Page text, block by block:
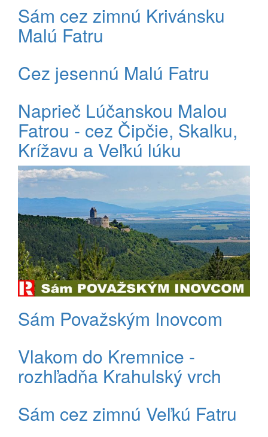
Sám cez zimnú Krivánsku
Malú Fatru
Cez jesennú Malú Fatru
Naprieč Lúčanskou Malou
Fatrou - cez Čipčie, Skalku,
Krížavu a Veľkú lúku
Sám Považským Inovcom
Vlakom do Kremnice -
rozhľadňa Krahulský vrch
Sám cez zimnú Veľkú Fatru